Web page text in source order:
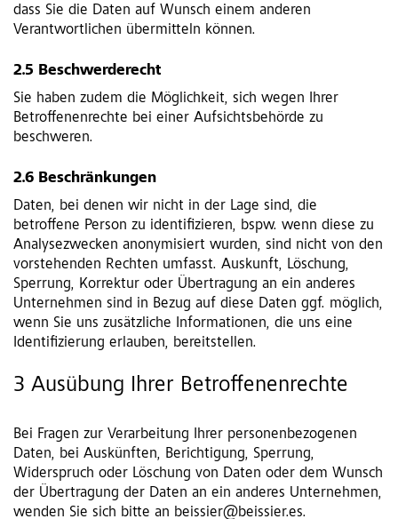
dass Sie die Daten auf Wunsch einem anderen
Verantwortlichen übermitteln können.
2.5 Beschwerderecht
Sie haben zudem die Möglichkeit, sich wegen Ihrer
Betroffenenrechte bei einer Aufsichtsbehörde zu
beschweren.
2.6 Beschränkungen
Daten, bei denen wir nicht in der Lage sind, die
betroffene Person zu identifizieren, bspw. wenn diese zu
Analysezwecken anonymisiert wurden, sind nicht von den
vorstehenden Rechten umfasst. Auskunft, Löschung,
Sperrung, Korrektur oder Übertragung an ein anderes
Unternehmen sind in Bezug auf diese Daten ggf. möglich,
wenn Sie uns zusätzliche Informationen, die uns eine
Identifizierung erlauben, bereitstellen.
3 Ausübung Ihrer Betroffenenrechte
Bei Fragen zur Verarbeitung Ihrer personenbezogenen
Daten, bei Auskünften, Berichtigung, Sperrung,
Widerspruch oder Löschung von Daten oder dem Wunsch
der Übertragung der Daten an ein anderes Unternehmen,
wenden Sie sich bitte an beissier@beissier.es.